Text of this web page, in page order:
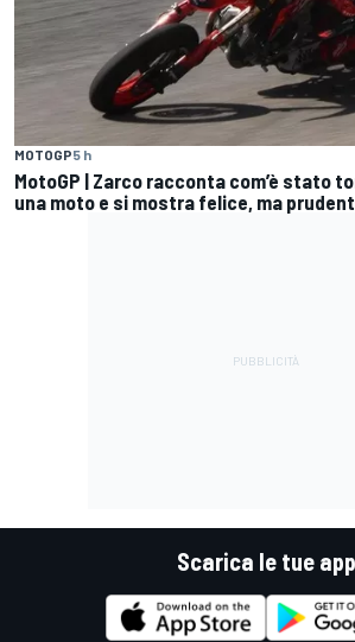
MOTOGP5 h
MotoGP | Zarco racconta com’è stato
una moto e si mostra felice, ma
Scarica le tue app